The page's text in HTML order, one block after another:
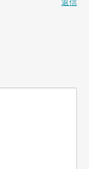
返信